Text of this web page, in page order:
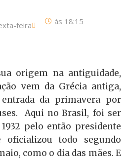
feira às 18:15
origem na antiguidade,
vem da Grécia antiga,
da primavera por
Aqui no Brasil, foi ser
pelo então presidente
oficializou todo segundo
como o dia das mães. E